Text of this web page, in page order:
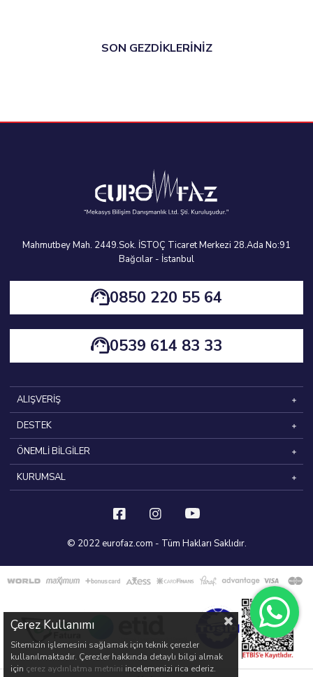
SON GEZDİKLERİNİZ
Mahmutbey Mah. 2449.Sok. İSTOÇ Ticaret Merkezi 28.Ada No:91
Bağcılar - İstanbul
0850 220 55 64
0539 614 83 33
ALIŞVERİŞ
DESTEK
ÖNEMLİ BİLGİLER
KURUMSAL
© 2022 eurofaz.com - Tüm Hakları Saklıdır.
Çerez Kullanımı
Sitemizin işlemesini sağlamak için teknik çerezler
kullanılmaktadır. Çerezler hakkında detaylı bilgi almak
için çerez aydınlatma metnini incelemenizi rica ederiz.